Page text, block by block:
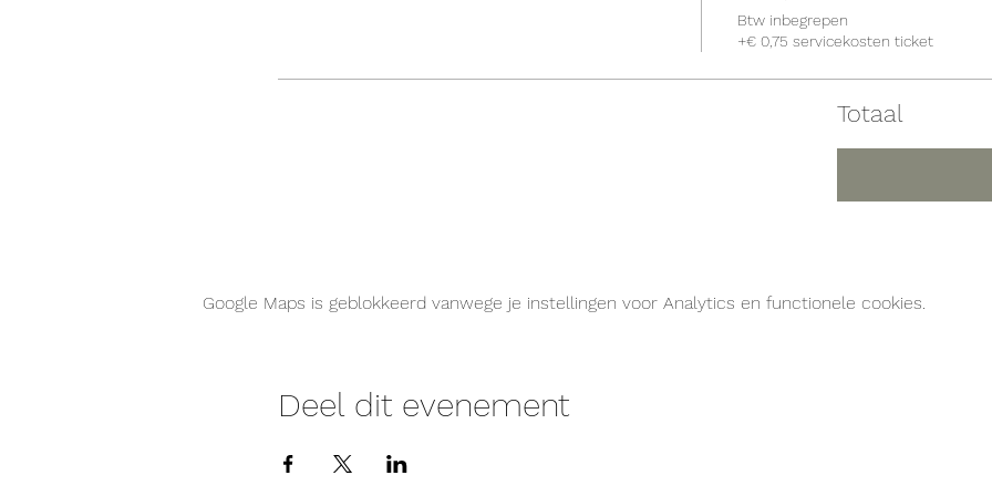
Btw inbegrepen
+€ 0,75 servicekosten ticket
Totaal
Google Maps is geblokkeerd vanwege je instellingen voor Analytics en functionele cookies.
Deel dit evenement